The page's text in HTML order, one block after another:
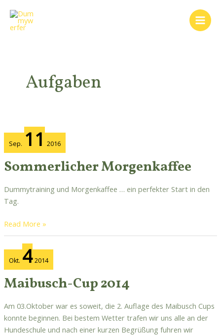
Inhalt
springen
Main
Aufgaben
Sep. 11 2016
Sommerlicher Morgenkaffee
Dummytraining und Morgenkaffee … ein perfekter Start in den
Tag.
Sommerlicher
Morgenkaffee
Read More »
Okt. 4 2014
Maibusch-Cup 2014
Am 03.Oktober war es soweit, die 2. Auflage des Maibusch Cups
konnte beginnen. Bei bestem Wetter trafen wir uns alle an der
Hundeschule und nach einer kurzen Begrüßung fuhren wir
Maibusch-
2014